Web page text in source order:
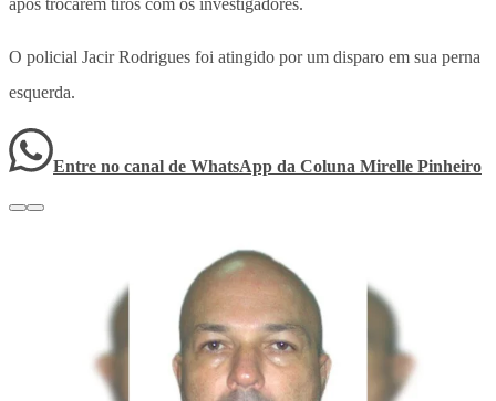
O policial Jacir Rodrigues foi atingido por um disparo em sua perna
esquerda.
Entre no canal de WhatsApp da Coluna Mirelle Pinheiro